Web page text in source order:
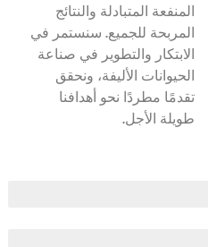
المنفعة المتبادلة والنتائج
المربحة للجميع. سنستمر في
الابتكار والتطوير في صناعة
الحيوانات الأليفة، ونحقق
تقدمًا مطردًا نحو أهدافنا
طويلة الأجل.